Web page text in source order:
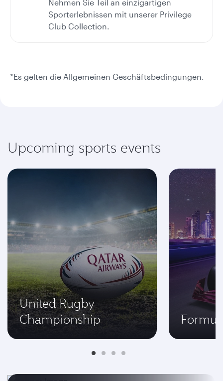
Nehmen Sie Teil an einzigartigen
Sporterlebnissen mit unserer Privilege
Club Collection.
*Es gelten die Allgemeinen Geschäftsbedingungen.
Upcoming sports events
United Rugby
Championship